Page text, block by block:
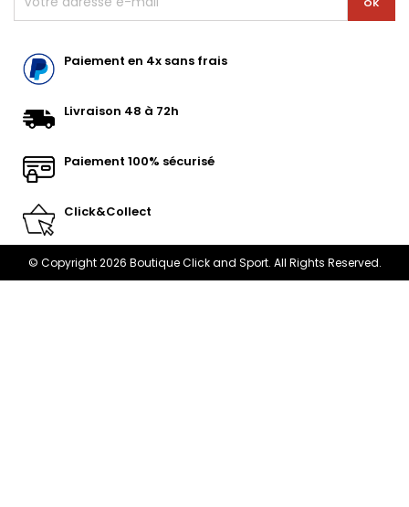
Paiement en 4x sans frais
Livraison 48 à 72h
Paiement 100% sécurisé
Click&Collect
© Copyright 2026 Boutique Click and Sport. All Rights Reserved.